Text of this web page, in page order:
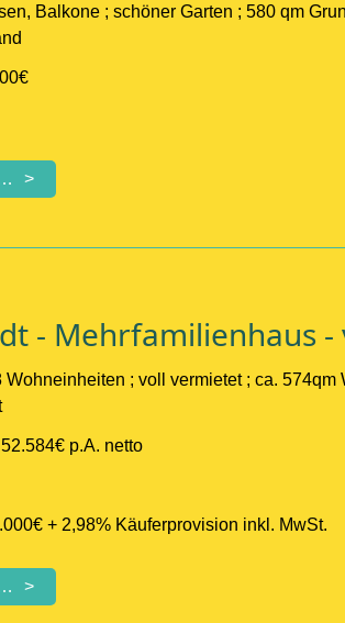
Balkone ; schöner Garten ; 580 qm
PROVISIONSFREI
-
3
Wohneinheiten
Garten
- Mehrfamilienhaus
Wohneinheiten ; voll vermietet ; ca.
p.A. netto
+ 2,98% Käuferprovision inkl. MwSt.
Crumstadt
-